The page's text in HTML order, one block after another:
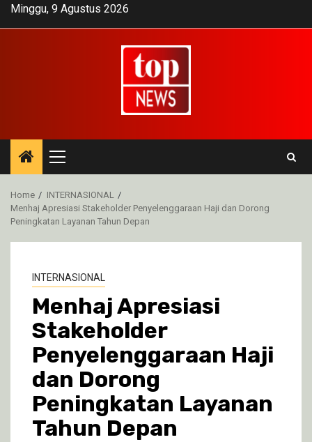
SkipMinggu, 9 Agustus 2026
Primary
Menu
Home
INTERNASIONAL
Menhaj Apresiasi Stakeholder Penyelenggaraan Haji dan Dorong
Peningkatan Layanan Tahun Depan
INTERNASIONAL
Menhaj Apresiasi
Stakeholder
Penyelenggaraan Haji
dan Dorong
Peningkatan Layanan
Tahun Depan